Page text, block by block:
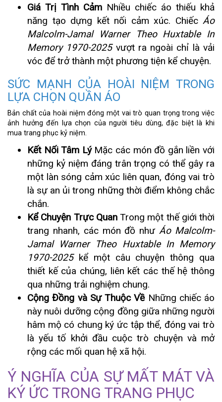
Giá Trị Tình Cảm Nhiều chiếc áo thiếu khả
năng tạo dựng kết nối cảm xúc. Chiếc Áo
Malcolm-Jamal Warner Theo Huxtable In
Memory 1970-2025vượt ra ngoài chỉ là vải
vóc để trở thành một phương tiện kể chuyện.
SỨC MẠNH CỦA HOÀI NIỆM TRONG
LỰA CHỌN QUẦN ÁO
Bản chất của hoài niệm đóng một vai trò quan trọng trong việc
ảnh hưởng đến lựa chọn của người tiêu dùng, đặc biệt là khi
mua trang phục kỷ niệm.
Kết Nối Tâm LýMặc các món đồ gắn liền với
những kỷ niệm đáng trân trọng có thể gây ra
một làn sóng cảm xúc liên quan, đóng vai trò
là sự an ủi trong những thời điểm không chắc
chắn.
Kể Chuyện Trực QuanTrong một thế giới thời
trang nhanh, các món đồ nhưÁo Malcolm-
Jamal Warner Theo Huxtable In Memory
1970-2025kể một câu chuyện thông qua
thiết kế của chúng, liên kết các thế hệ thông
qua những trải nghiệm chung.
Cộng Đồng và Sự Thuộc VềNhững chiếc áo
này nuôi dưỡng cộng đồng giữa những người
hâm mộ có chung ký ức tập thể, đóng vai trò
là yếu tố khởi đầu cuộc trò chuyện và mở
rộng các mối quan hệ xã hội.
Ý NGHĨA CỦA SỰ MẤT MÁT VÀ
KÝ ỨC TRONG TRANG PHỤC